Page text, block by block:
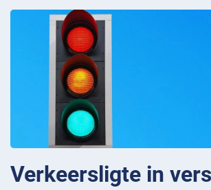
Verkeersligte in